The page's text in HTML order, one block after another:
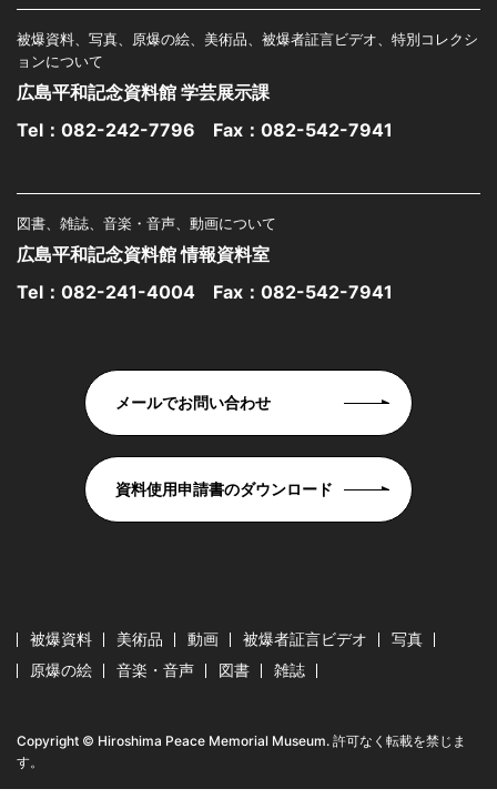
被爆資料、写真、原爆の絵、美術品、被爆者証言ビデオ、特別コレクシ
ョンについて
広島平和記念資料館 学芸展示課
Tel： 082-242-7796 Fax：082-542-7941
図書、雑誌、音楽・音声、動画について
広島平和記念資料館 情報資料室
Tel： 082-241-4004 Fax：082-542-7941
メールでお問い合わせ
資料使用申請書のダウンロード
被爆資料 美術品 動画 被爆者証言ビデオ
写真
原爆の絵
音楽・音声 図書 雑誌
Copyright © Hiroshima Peace Memorial Museum. 許可なく転載を禁じま
す。